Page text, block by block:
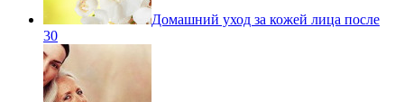
Домашний уход за кожей лица после
30